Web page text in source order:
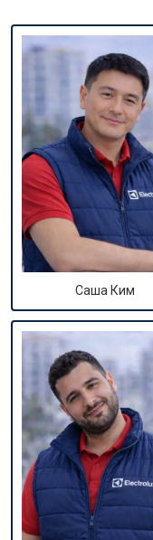
Саша Ким